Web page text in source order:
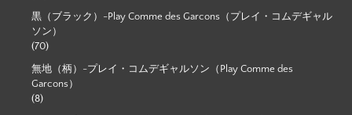
黒（ブラック）-Play Comme des Garcons（プレイ・コムデギャル
ソン）
(70)
無地（柄）-プレイ・コムデギャルソン（Play Comme des
Garcons）
(8)